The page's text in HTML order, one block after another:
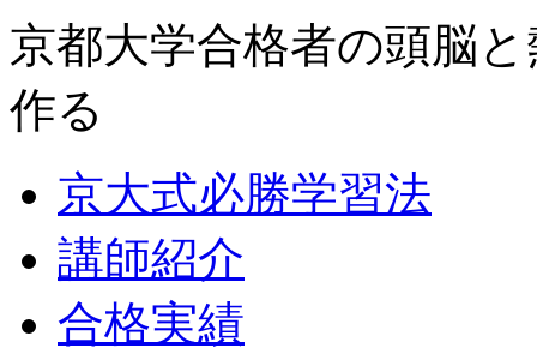
京都大学合格者の頭脳
作る
京大式必勝学習法
講師紹介
合格実績